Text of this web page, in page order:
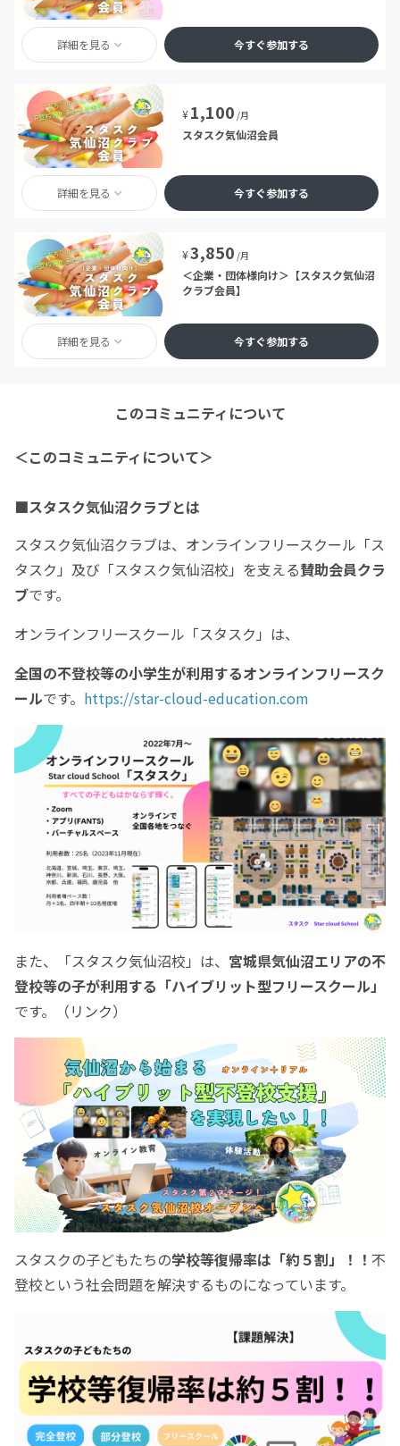
詳細を見る 今すぐ参加する
¥1,100 /月
スタスク気仙沼会員
詳細を見る 今すぐ参加する
¥3,850 /月
＜企業・団体様向け＞【スタスク気仙沼
クラブ会員】
詳細を見る 今すぐ参加する
このコミュニティについて
＜このコミュニティについて＞
■スタスク気仙沼クラブとは
スタスク気仙沼クラブは、オンラインフリースクール「ス
タスク」及び「スタスク気仙沼校」を支える賛助会員クラ
ブです。
オンラインフリースクール「スタスク」は、
全国の不登校等の小学生が利用するオンラインフリースク
ールです。 https://star-cloud-education.com
また、「スタスク気仙沼校」は、 宮城県気仙沼エリアの不
登校等の子が利用する「ハイブリット型フリースクール」
です。（リンク）
スタスクの子どもたちの学校等復帰率は「約５割」！！ 不
登校という社会問題を解決するものになっています。